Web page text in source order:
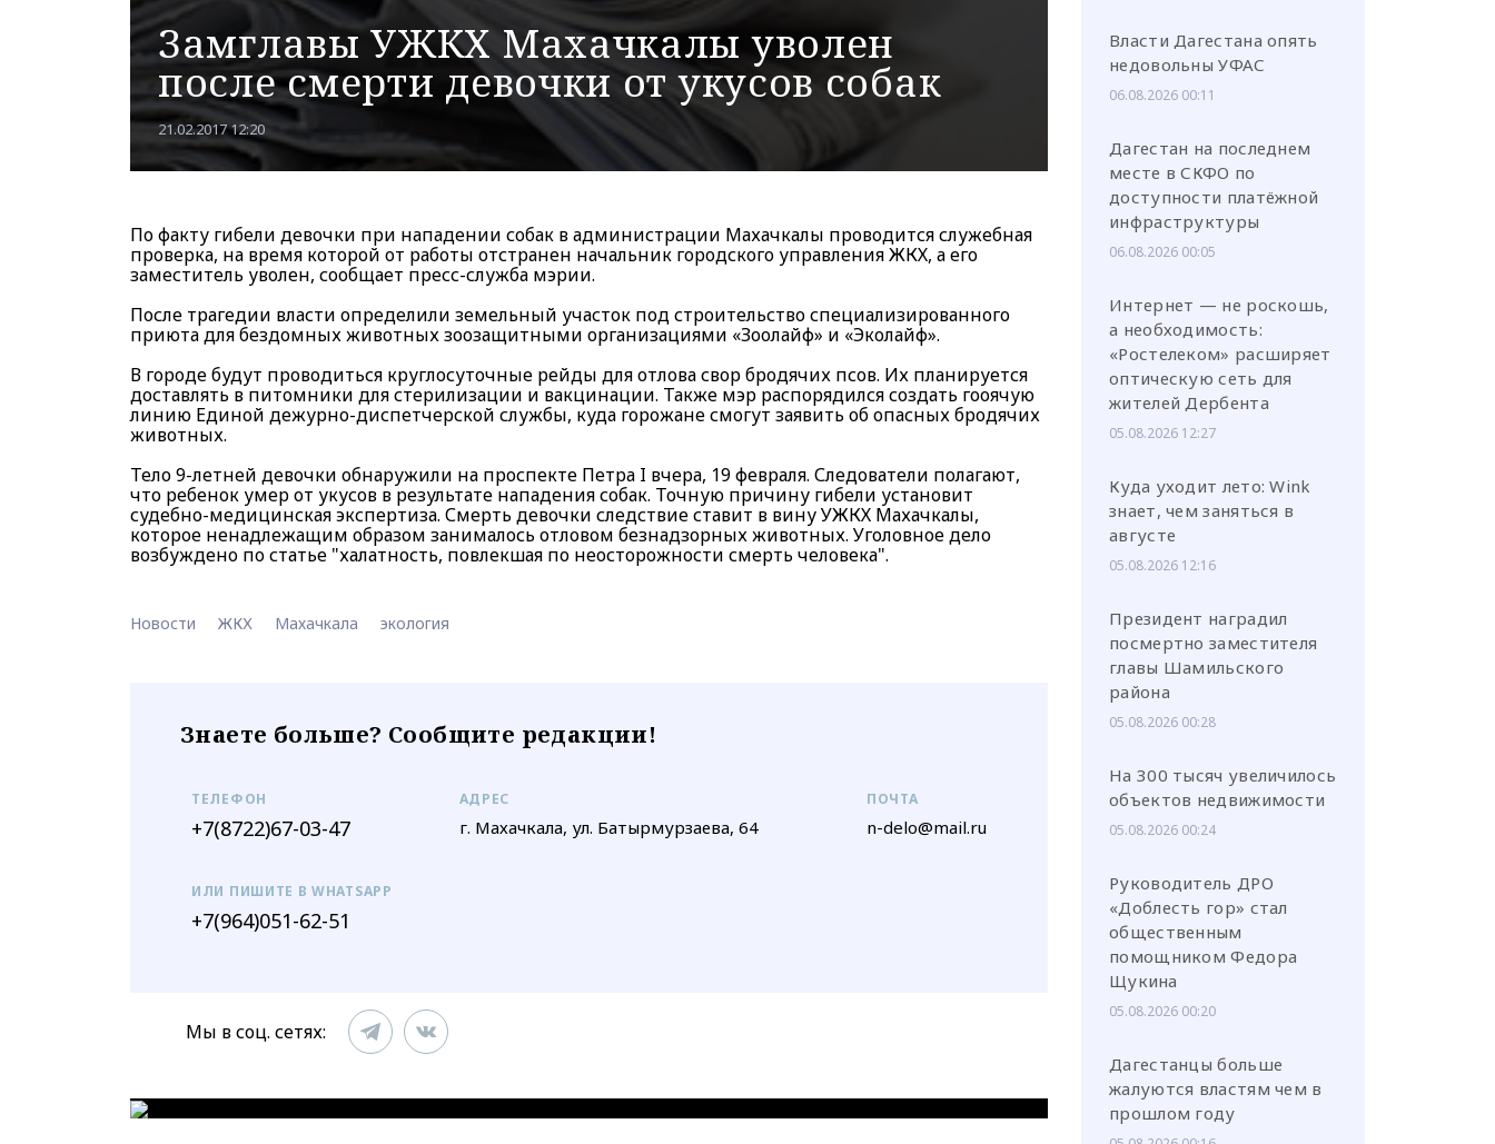
Замглавы УЖКХ Махачкалы уволен
после смерти девочки от укусов собак
21.02.2017 12:20
По факту гибели девочки при нападении собак в администрации Махачкалы проводится служебная
проверка, на время которой от работы отстранен начальник городского управления ЖКХ, а его
заместитель уволен, сообщает пресс-служба мэрии.
После трагедии власти определили земельный участок под строительство специализированного
приюта для бездомных животных зоозащитными организациями «Зоолайф» и «Эколайф».
В городе будут проводиться круглосуточные рейды для отлова свор бродячих псов. Их планируется
доставлять в питомники для стерилизации и вакцинации. Также мэр распорядился создать гооячую
линию Единой дежурно-диспетчерской службы, куда горожане смогут заявить об опасных бродячих
животных.
Тело 9-летней девочки обнаружили на проспекте Петра I вчера, 19 февраля. Следователи полагают,
что ребенок умер от укусов в результате нападения собак. Точную причину гибели установит
судебно-медицинская экспертиза. Смерть девочки следствие ставит в вину УЖКХ Махачкалы,
которое ненадлежащим образом занималось отловом безнадзорных животных. Уголовное дело
возбуждено по статье "халатность, повлекшая по неосторожности смерть человека".
Новости ЖКХ Махачкала экология
Знаете больше? Сообщите редакции!
ТЕЛЕФОН
+7(8722)67-03-47
АДРЕС
г. Махачкала, ул. Батырмурзаева, 64
ПОЧТА
n-delo@mail.ru
ИЛИ ПИШИТЕ В WHATSAPP
+7(964)051-62-51
Мы в соц. сетях:
Власти Дагестана опять
недовольны УФАС
06.08.2026 00:11
Дагестан на последнем
месте в СКФО по
доступности платёжной
инфраструктуры
06.08.2026 00:05
Интернет — не роскошь,
а необходимость:
«Ростелеком» расширяет
оптическую сеть для
жителей Дербента
05.08.2026 12:27
Куда уходит лето: Wink
знает, чем заняться в
августе
05.08.2026 12:16
Президент наградил
посмертно заместителя
главы Шамильского
района
05.08.2026 00:28
На 300 тысяч увеличилось
объектов недвижимости
05.08.2026 00:24
Руководитель ДРО
«Доблесть гор» стал
общественным
помощником Федора
Щукина
05.08.2026 00:20
Дагестанцы больше
жалуются властям чем в
прошлом году